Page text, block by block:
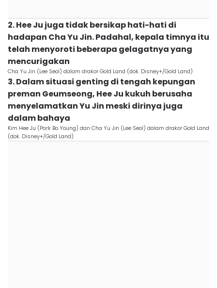
2. Hee Ju juga tidak bersikap hati-hati di
hadapan Cha Yu Jin. Padahal, kepala timnya itu
telah menyoroti beberapa gelagatnya yang
mencurigakan
Cha Yu Jin (Lee Seol) dalam drakor Gold Land (dok. Disney+/Gold Land)
3. Dalam situasi genting di tengah kepungan
preman Geumseong, Hee Ju kukuh berusaha
menyelamatkan Yu Jin meski dirinya juga
dalam bahaya
Kim Hee Ju (Park Bo Young) dan Cha Yu Jin (Lee Seol) dalam drakor Gold Land
(dok. Disney+/Gold Land)